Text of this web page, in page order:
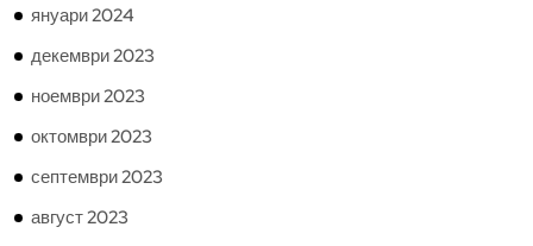
януари 2024
декември 2023
ноември 2023
октомври 2023
септември 2023
август 2023